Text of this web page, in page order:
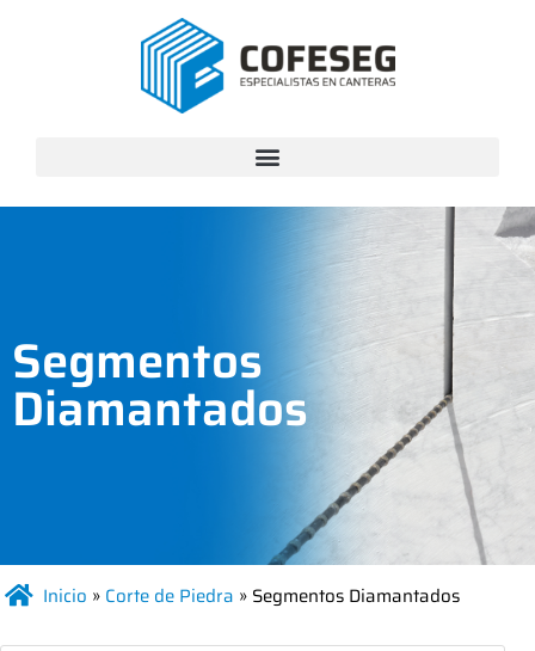
Segmentos
Diamantados
Inicio » Corte de Piedra » Segmentos Diamantados